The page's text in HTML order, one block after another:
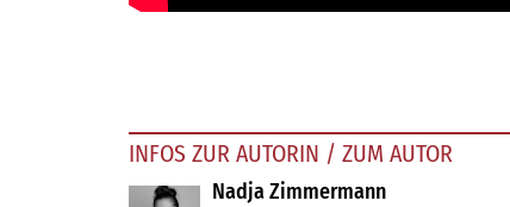
INFOS ZUR AUTORIN / ZUM AUTOR
Nadja Zimmermann